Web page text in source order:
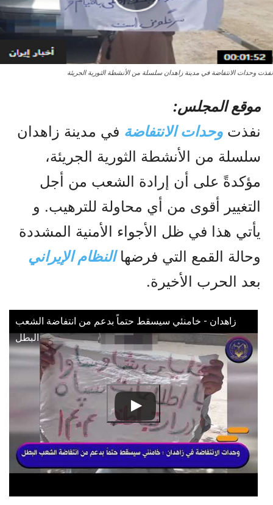
نفذت وحدات الانتفاضة في مدينة زاهدان سلسلة من الأنشطة الثورية الجريئة
موقع المجلس:
نفذت وحدات الانتفاضة في مدينة زاهدان
سلسلة من الأنشطة الثورية الجريئة،
مؤكدةً على أن إرادة الشعب من أجل
التغيير أقوى من أي محاولة للترهيب. و
یأتي هذا في ظل الأجواء الأمنية المشددة
وحالة القمع التي فرضهاالنظام الإيراني
بعد الحرب الأخيرة.
زاهدان - خامنئي سيسقط حتماً بدعم من انتفاضة الشعب
البطل